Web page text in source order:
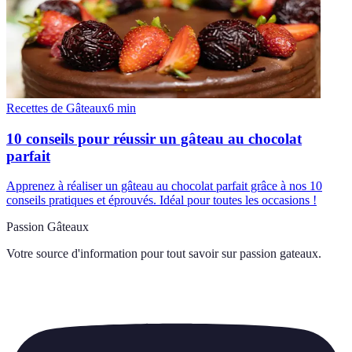
Recettes de Gâteaux6 min
10 conseils pour réussir un gâteau au chocolat
parfait
Apprenez à réaliser un gâteau au chocolat parfait grâce à nos 10
conseils pratiques et éprouvés. Idéal pour toutes les occasions !
Passion Gâteaux
Votre source d'information pour tout savoir sur passion gateaux.